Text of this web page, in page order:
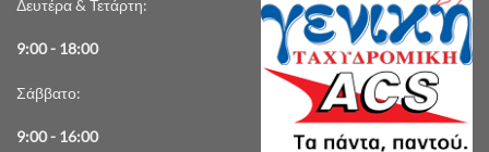
Δευτέρα & Τετάρτη:
9:00 - 18:00
Σάββατο:
9:00 - 16:00